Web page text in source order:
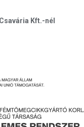
Kft.-nél